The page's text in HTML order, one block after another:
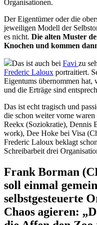
Organisationen.
Der Eigentümer oder die
jeweiligen Modell der
es nicht. Die alten Muster
Knochen und kommen
Das ist auch bei Favi zu
Frederic Laloux portraitiert.
Eigentums übernommen
und die Erträge sind
Das ist echt tragisch und
die schon weiter vorne
Reekx (Soziokratie), Dennis
work), Dee Hoke bei Visa
Frederic Laloux beklagt
Schreibarbeit drei
Frank Borman
soll einmal
selbstgesteuerte
Chaos agieren: